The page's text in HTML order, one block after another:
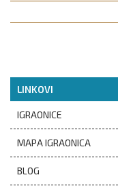
LINKOVI
IGRAONICE
MAPA IGRAONICA
BLOG